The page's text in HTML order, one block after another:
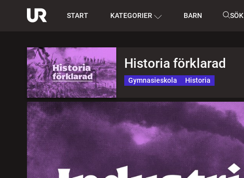
START KATEGORIER BARN SÖK
Historia förklarad
Gymnasieskola Historia